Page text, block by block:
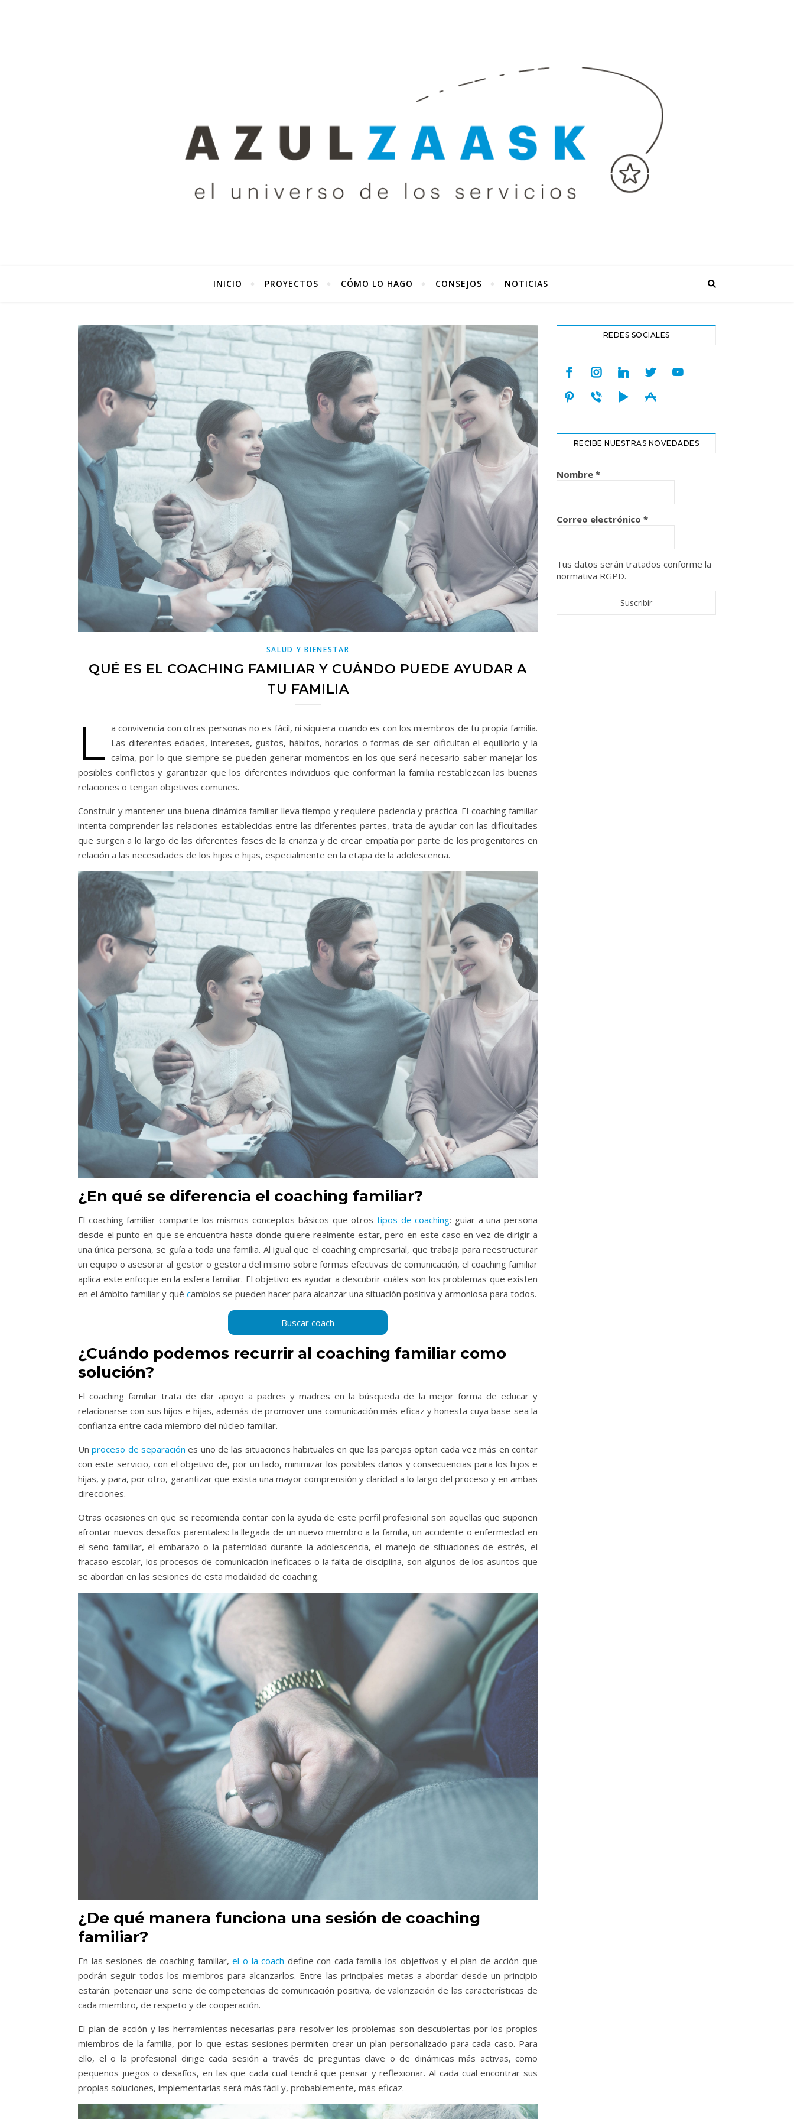
INICIO PROYECTOS CÓMO LO HAGO CONSEJOS NOTICIAS
SALUD Y BIENESTAR
QUÉ ES EL COACHING FAMILIAR Y CUÁNDO PUEDE AYUDAR A
TU FAMILIA
L a convivencia con otras personas no es fácil, ni siquiera cuando es con los miembros de tu propia familia.
Las diferentes edades, intereses, gustos, hábitos, horarios o formas de ser dificultan el equilibrio y la
calma, por lo que siempre se pueden generar momentos en los que será necesario saber manejar los
posibles conflictos y garantizar que los diferentes individuos que conforman la familia restablezcan las buenas
relaciones o tengan objetivos comunes.
Construir y mantener una buena dinámica familiar lleva tiempo y requiere paciencia y práctica. El coaching familiar
intenta comprender las relaciones establecidas entre las diferentes partes, trata de ayudar con las dificultades
que surgen a lo largo de las diferentes fases de la crianza y de crear empatía por parte de los progenitores en
relación a las necesidades de los hijos e hijas, especialmente en la etapa de la adolescencia.
¿En qué se diferencia el coaching familiar?
El coaching familiar comparte los mismos conceptos básicos que otros tipos de coaching: guiar a una persona
desde el punto en que se encuentra hasta donde quiere realmente estar, pero en este caso en vez de dirigir a
una única persona, se guía a toda una familia. Al igual que el coaching empresarial, que trabaja para reestructurar
un equipo o asesorar al gestor o gestora del mismo sobre formas efectivas de comunicación, el coaching familiar
aplica este enfoque en la esfera familiar. El objetivo es ayudar a descubrir cuáles son los problemas que existen
en el ámbito familiar y qué cambios se pueden hacer para alcanzar una situación positiva y armoniosa para todos.
¿Cuándo podemos recurrir al coaching familiar como
solución?
El coaching familiar trata de dar apoyo a padres y madres en la búsqueda de la mejor forma de educar y
relacionarse con sus hijos e hijas, además de promover una comunicación más eficaz y honesta cuya base sea la
confianza entre cada miembro del núcleo familiar.
Unproceso de separación es uno de las situaciones habituales en que las parejas optan cada vez más en contar
con este servicio, con el objetivo de, por un lado, minimizar los posibles daños y consecuencias para los hijos e
hijas, y para, por otro, garantizar que exista una mayor comprensión y claridad a lo largo del proceso y en ambas
direcciones.
Otras ocasiones en que se recomienda contar con la ayuda de este perfil profesional son aquellas que suponen
afrontar nuevos desafíos parentales: la llegada de un nuevo miembro a la familia, un accidente o enfermedad en
el seno familiar, el embarazo o la paternidad durante la adolescencia, el manejo de situaciones de estrés, el
fracaso escolar, los procesos de comunicación ineficaces o la falta de disciplina, son algunos de los asuntos que
se abordan en las sesiones de esta modalidad de coaching.
¿De qué manera funciona una sesión de coaching
familiar?
En las sesiones de coaching familiar, el o la coach define con cada familia los objetivos y el plan de acción que
podrán seguir todos los miembros para alcanzarlos. Entre las principales metas a abordar desde un principio
estarán: potenciar una serie de competencias de comunicación positiva, de valorización de las características de
cada miembro, de respeto y de cooperación.
El plan de acción y las herramientas necesarias para resolver los problemas son descubiertas por los propios
miembros de la familia, por lo que estas sesiones permiten crear un plan personalizado para cada caso. Para
ello, el o la profesional dirige cada sesión a través de preguntas clave o de dinámicas más activas, como
pequeños juegos o desafíos, en las que cada cual tendrá que pensar y reflexionar. Al cada cual encontrar sus
propias soluciones, implementarlas será más fácil y, probablemente, más eficaz.
REDES SOCIALES
facebookinstagramlinkedintwitteryoutube
pinterest
viber play appstore
RECIBE NUESTRAS NOVEDADES
Nombre *
Correo electrónico *
Tus datos serán tratados conforme la
normativa RGPD.